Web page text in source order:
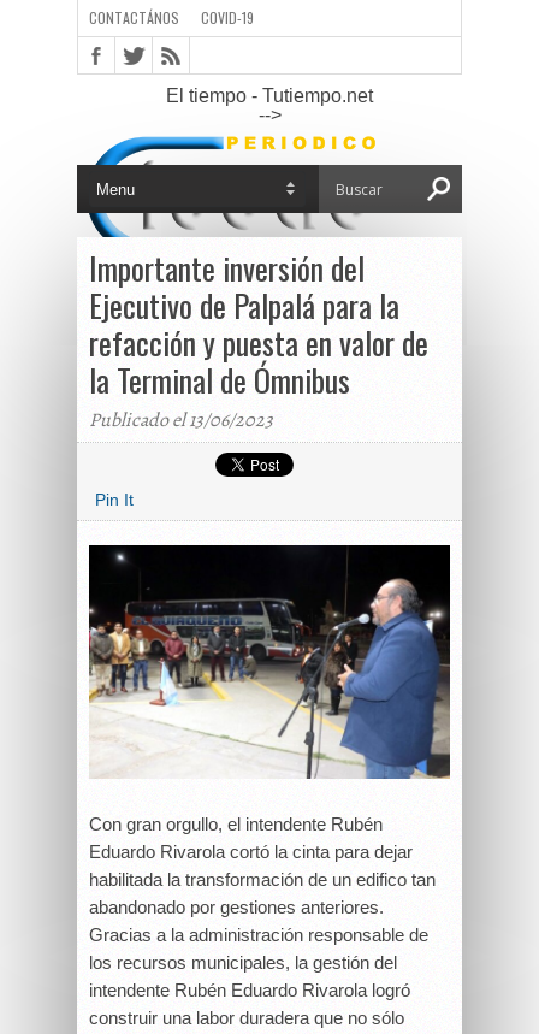
CONTACTÁNOS COVID-19
El tiempo - Tutiempo.net
-->
Importante inversión del
Ejecutivo de Palpalá para la
refacción y puesta en valor de
la Terminal de Ómnibus
Publicado el 13/06/2023
Pin It
Con gran orgullo, el intendente Rubén
Eduardo Rivarola cortó la cinta para dejar
habilitada la transformación de un edifico tan
abandonado por gestiones anteriores.
Gracias a la administración responsable de
los recursos municipales, la gestión del
intendente Rubén Eduardo Rivarola logró
construir una labor duradera que no sólo